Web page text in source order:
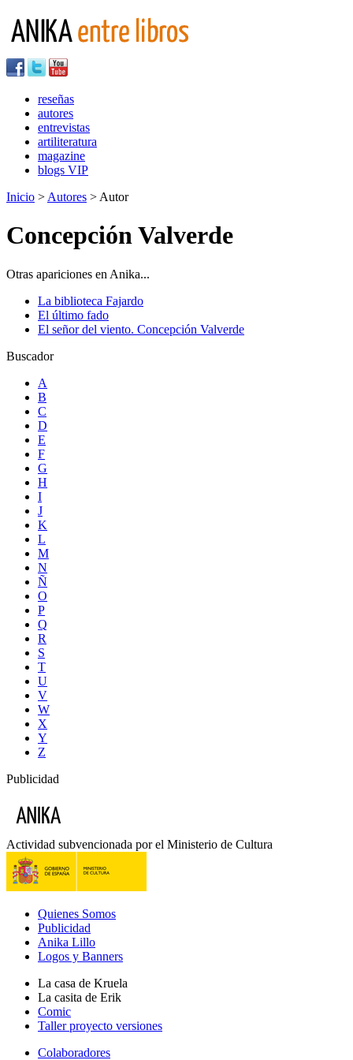
reseñas
autores
entrevistas
artiliteratura
magazine
blogs VIP
Inicio > Autores > Autor
Concepción Valverde
Otras apariciones en Anika...
La biblioteca Fajardo
El último fado
El señor del viento. Concepción Valverde
Buscador
A
B
C
D
E
F
G
H
I
J
K
L
M
N
Ñ
O
P
Q
R
S
T
U
V
W
X
Y
Z
Publicidad
Actividad subvencionada por el Ministerio de Cultura
Quienes Somos
Publicidad
Anika Lillo
Logos y Banners
La casa de Kruela
La casita de Erik
Comic
Taller proyecto versiones
Colaboradores